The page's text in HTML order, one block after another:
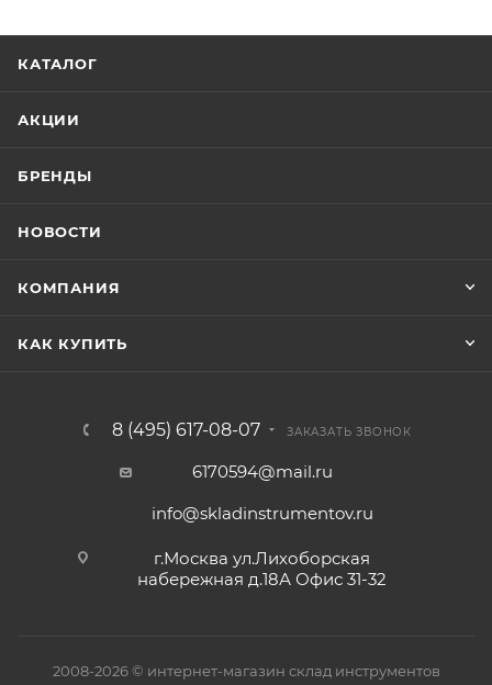
КАТАЛОГ
АКЦИИ
БРЕНДЫ
НОВОСТИ
КОМПАНИЯ
КАК КУПИТЬ
8 (495) 617-08-07 ЗАКАЗАТЬ ЗВОНОК
6170594@mail.ru
info@skladinstrumentov.ru
г.Москва ул.Лихоборская
набережная д.18А Офис 31-32
2008-2026 © интернет-магазин склад инструментов